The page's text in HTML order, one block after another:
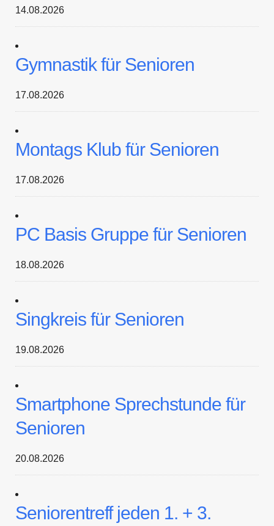
14.08.2026
Gymnastik für Senioren
17.08.2026
Montags Klub für Senioren
17.08.2026
PC Basis Gruppe für Senioren
18.08.2026
Singkreis für Senioren
19.08.2026
Smartphone Sprechstunde für
Senioren
20.08.2026
Seniorentreff jeden 1. + 3.